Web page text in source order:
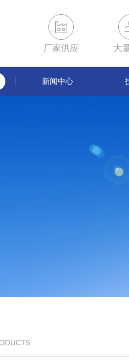
厂家供应 大
新闻中心